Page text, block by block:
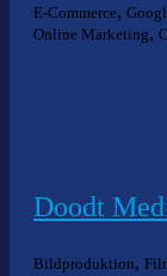
E-Commerce,
Online Marketing,
Doodt
Bildproduktion,